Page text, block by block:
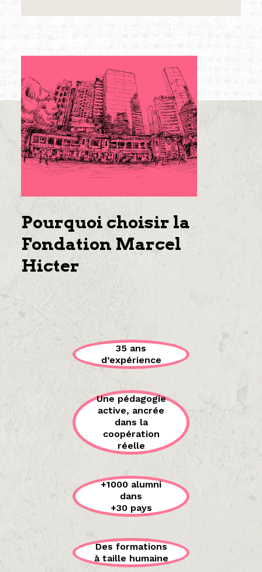
Pourquoi choisir la
Fondation Marcel
Hicter
35 ans
d’expérience
Une pédagogie
active, ancrée
dans la
coopération
réelle
+1000 alumni
dans
+30 pays
Des formations
à taille humaine